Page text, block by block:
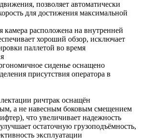
позволяет автоматически
для достижения максимальной
камера расположена на внутренней
хороший обзор, исключает
паллетой во время
сиденье оснащено
присутствия оператора в
ричтрак оснащён
а не навесным боковым смещением
что увеличивает надежность
остаточную грузоподъёмность,
эксплуатации